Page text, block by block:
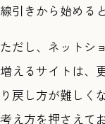
線引きから始める
ただし、ネットシ
増えるサイトは、
り戻し方が難しく
考え方を押さえて